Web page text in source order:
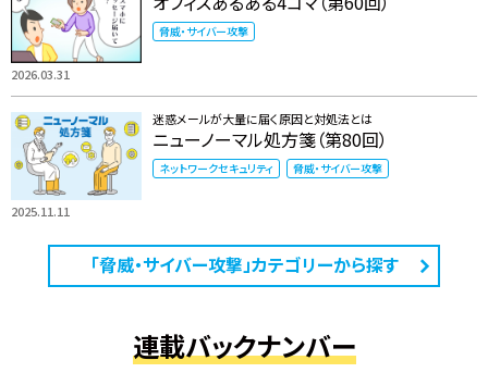
2026.03.31
脅威・サイバー攻撃
2025.11.11
迷惑メールが大量に届く原因と対処法とは
ニューノーマル処方箋（第80回）
ネットワークセキュリティ 脅威・サイバー攻撃
「脅威・サイバー攻撃」カテゴリーから探す
連載バックナンバー